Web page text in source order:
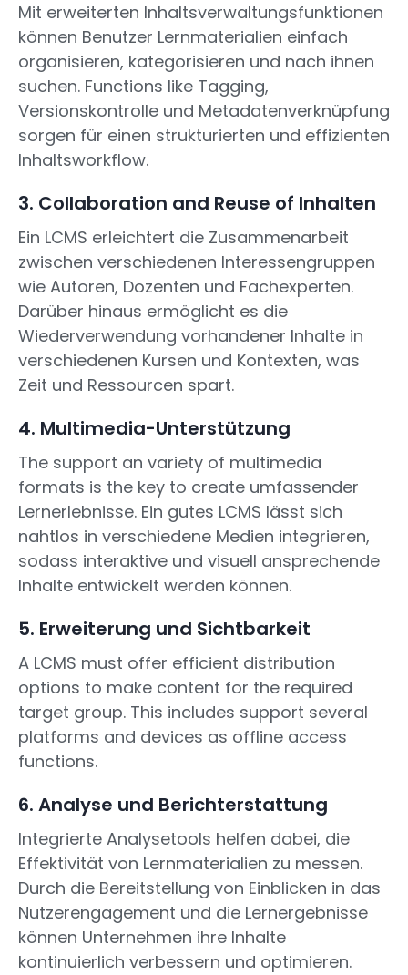
Mit erweiterten Inhaltsverwaltungsfunktionen
können Benutzer Lernmaterialien einfach
organisieren, kategorisieren und nach ihnen
suchen. Functions like Tagging,
Versionskontrolle und Metadatenverknüpfung
sorgen für einen strukturierten und effizienten
Inhaltsworkflow.
3. Collaboration and Reuse of Inhalten
Ein LCMS erleichtert die Zusammenarbeit
zwischen verschiedenen Interessengruppen
wie Autoren, Dozenten und Fachexperten.
Darüber hinaus ermöglicht es die
Wiederverwendung vorhandener Inhalte in
verschiedenen Kursen und Kontexten, was
Zeit und Ressourcen spart.
4. Multimedia-Unterstützung
The support an variety of multimedia
formats is the key to create umfassender
Lernerlebnisse. Ein gutes LCMS lässt sich
nahtlos in verschiedene Medien integrieren,
sodass interaktive und visuell ansprechende
Inhalte entwickelt werden können.
5. Erweiterung und Sichtbarkeit
A LCMS must offer efficient distribution
options to make content for the required
target group. This includes support several
platforms and devices as offline access
functions.
6. Analyse und Berichterstattung
Integrierte Analysetools helfen dabei, die
Effektivität von Lernmaterialien zu messen.
Durch die Bereitstellung von Einblicken in das
Nutzerengagement und die Lernergebnisse
können Unternehmen ihre Inhalte
kontinuierlich verbessern und optimieren.